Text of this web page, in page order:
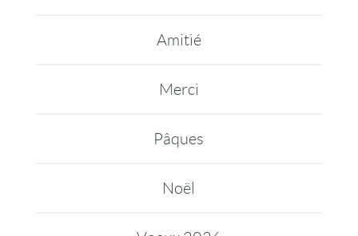
Amitié
Merci
Pâques
Noël